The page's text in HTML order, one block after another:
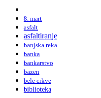
8. mart
asfalt
asfaltiranje
banjska reka
banka
bankarstvo
bazen
bele crkve
biblioteka